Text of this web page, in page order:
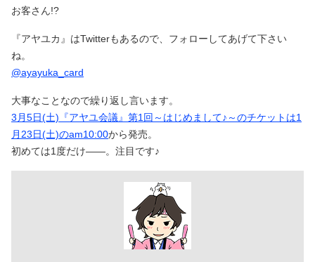
お客さん!?
『アヤユカ』はTwitterもあるので、フォローしてあげて下さい
ね。
@ayayuka_card
大事なことなので繰り返し言います。
3月5日(土)『アヤユ会議』第1回～はじめまして♪～のチケットは1
月23日(土)のam10:00から発売。
初めては1度だけ――。注目です♪